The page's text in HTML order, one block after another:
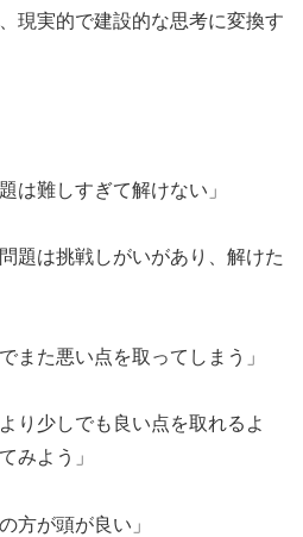
現実的で建設的な思考に変換す
は難しすぎて解けない」
題は挑戦しがいがあり、解けた
また悪い点を取ってしまう」
り少しでも良い点を取れるよ
みよう」
方が頭が良い」